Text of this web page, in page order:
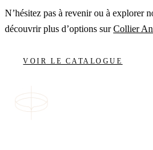
N’hésitez pas à revenir ou à explorer
découvrir plus d’options surCollier
VOIR LE CATALOGUE